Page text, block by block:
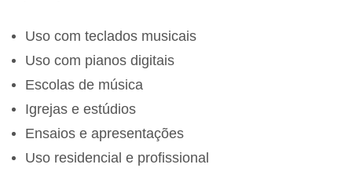
Uso com teclados musicais
Uso com pianos digitais
Escolas de música
Igrejas e estúdios
Ensaios e apresentações
Uso residencial e profissional